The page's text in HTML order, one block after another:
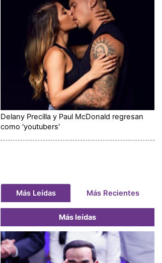
Delany Precilla y Paul McDonald regresan
como 'youtubers'
Más Leídas Más Recientes
Más leídas